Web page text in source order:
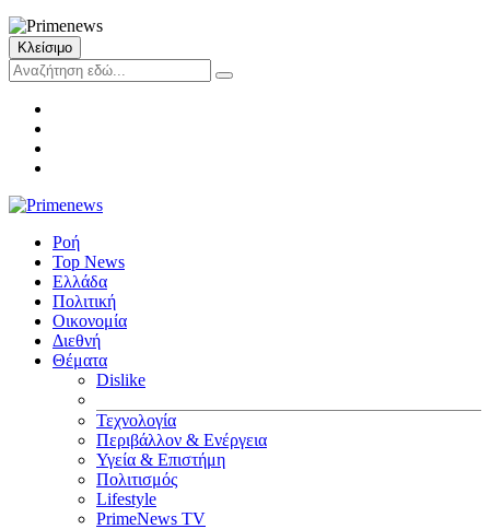
Κλείσιμο
Ροή
Top News
Ελλάδα
Πολιτική
Οικονομία
Διεθνή
Θέματα
Dislike
Τεχνολογία
Περιβάλλον & Ενέργεια
Υγεία & Επιστήμη
Πολιτισμός
Lifestyle
PrimeNews TV